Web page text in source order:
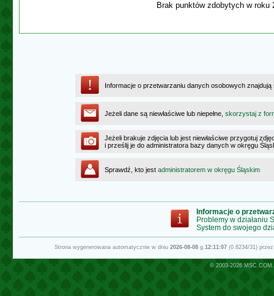
Brak punktów zdobytych w roku
Informacje o przetwarzaniu danych osobowych
Jeżeli dane są niewłaściwe lub niepełne, skorzystaj z
Jeżeli brakuje zdjęcia lub jest niewłaściwe przygotuj
i prześlij je do administratora bazy danych w okręgu
Sprawdź, kto jest administratorem w okręgu Śląskim
Informacje o
Problemy w działaniu
System do swojego
Strona wygenerowana automatycznie w dniu 2026-08-08g.12:11:07(0.8234/31)
© 2003-2026